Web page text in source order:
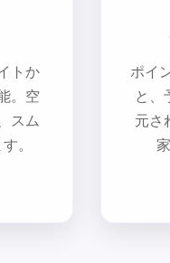
トか
。空
スム
。
ポイ
と、
元さ